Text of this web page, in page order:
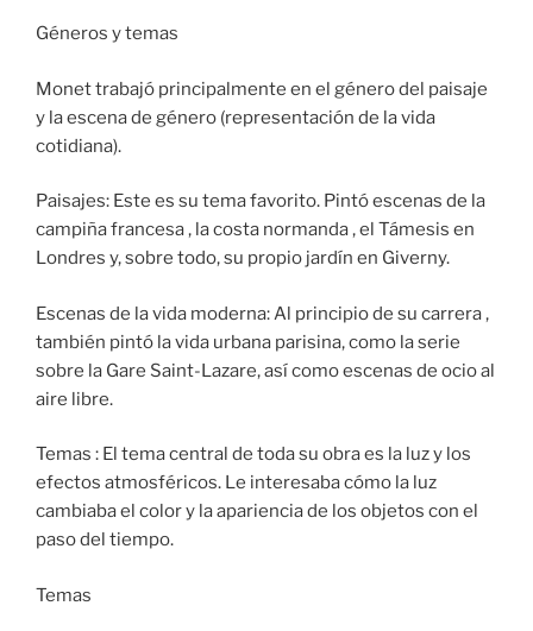
Géneros y temas
Monet trabajó principalmente en el género del paisaje
y la escena de género (representación de la vida
cotidiana).
Paisajes: Este es su tema favorito. Pintó escenas de la
campiña francesa , la costa normanda , el Támesis en
Londres y, sobre todo, su propio jardín en Giverny.
Escenas de la vida moderna: Al principio de su carrera ,
también pintó la vida urbana parisina, como la serie
sobre la Gare Saint-Lazare, así como escenas de ocio al
aire libre.
Temas : El tema central de toda su obra es la luz y los
efectos atmosféricos. Le interesaba cómo la luz
cambiaba el color y la apariencia de los objetos con el
paso del tiempo.
Temas